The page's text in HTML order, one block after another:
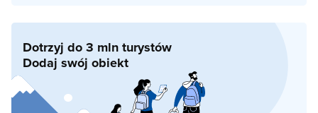
Dotrzyj do 3 mln turystów
Dodaj swój obiekt